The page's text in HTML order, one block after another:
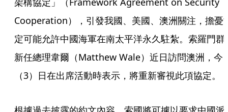
Cooperation），引發我國、美國、澳洲關注，擔憂
定可能允許中國海軍在南太平洋永久駐紮。索羅門群
新任總理韋爾（Matthew Wale）近日訪問澳洲，今
（3）日在出席活動時表示，將重新審視此項協定。